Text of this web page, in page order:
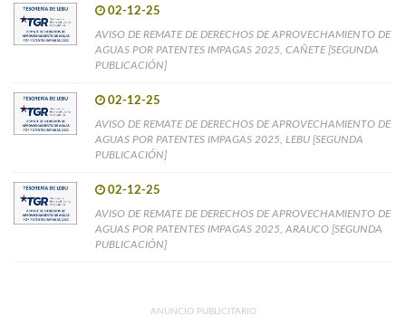
02-12-25
AVISO DE REMATE DE DERECHOS DE APROVECHAMIENTO DE
AGUAS POR PATENTES IMPAGAS 2025, CAÑETE [SEGUNDA
PUBLICACIÓN]
02-12-25
AVISO DE REMATE DE DERECHOS DE APROVECHAMIENTO DE
AGUAS POR PATENTES IMPAGAS 2025, LEBU [SEGUNDA
PUBLICACIÓN]
02-12-25
AVISO DE REMATE DE DERECHOS DE APROVECHAMIENTO DE
AGUAS POR PATENTES IMPAGAS 2025, ARAUCO [SEGUNDA
PUBLICACIÓN]
ANUNCIO PUBLICITARIO